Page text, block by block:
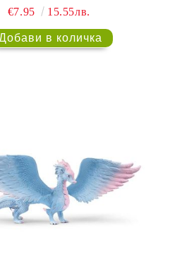
€7.95 15.55лв.